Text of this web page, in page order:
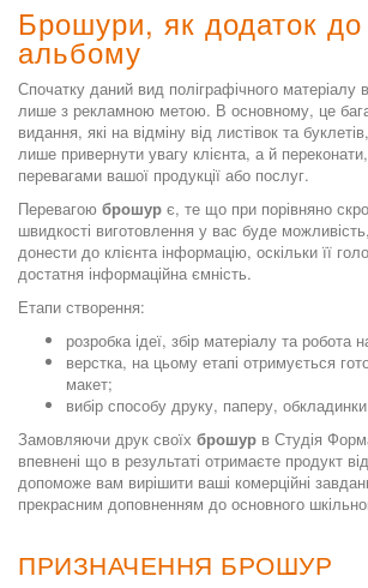
Брошури, як додаток до
альбому
Спочатку даний вид поліграфічного матеріалу
лише з рекламною метою. В основному, це
видання, які на відміну від листівок та
лише привернути увагу клієнта, а й
перевагами вашої продукції або послуг.
Перевагою брошур є, те що при порівняно
швидкості виготовлення у вас буде
донести до клієнта інформацію, оскільки її
достатня інформаційна ємність.
Етапи створення:
розробка ідеї, збір матеріалу та робота
верстка, на цьому етапі отримується
макет;
вибір способу друку, паперу,
Замовляючи друк своїх брошур в Студія
впевнені що в результаті отримаєте продукт
допоможе вам вирішити ваші комерційні
прекрасним доповненням до основного
ПРИЗНАЧЕННЯ БРОШУР